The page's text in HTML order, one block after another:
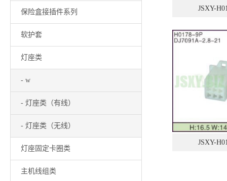
保险盒接插件系列
软护套
灯座类
- w
- 灯座类（有线）
- 灯座类（无线）
灯座固定卡圈类
主机线组类
JSXY-
JSXY-